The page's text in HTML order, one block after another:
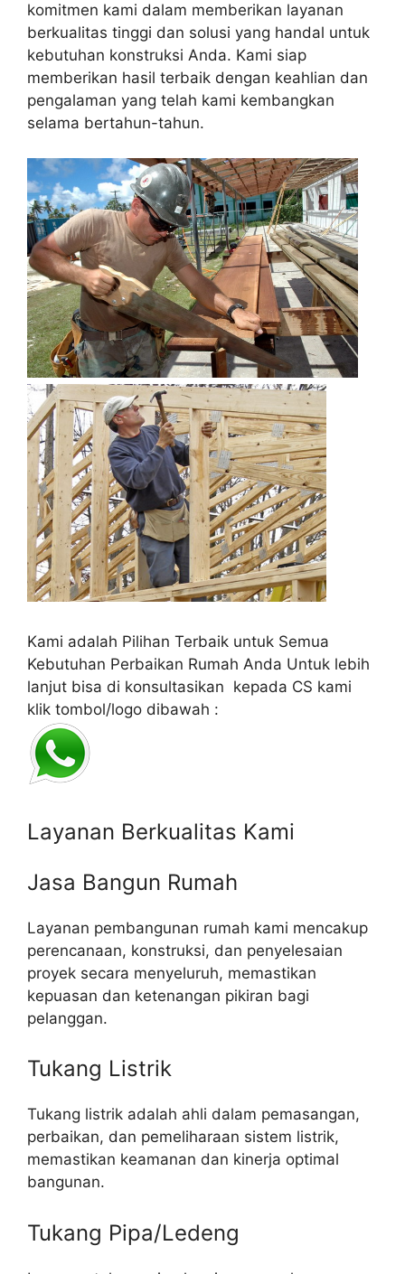
komitmen kami dalam memberikan layanan
berkualitas tinggi dan solusi yang handal untuk
kebutuhan konstruksi Anda. Kami siap
memberikan hasil terbaik dengan keahlian dan
pengalaman yang telah kami kembangkan
selama bertahun-tahun.
Kami adalah Pilihan Terbaik untuk Semua
Kebutuhan Perbaikan Rumah Anda Untuk lebih
lanjut bisa di konsultasikan kepada CS kami
klik tombol/logo dibawah :
Layanan Berkualitas Kami
Jasa Bangun Rumah
Layanan pembangunan rumah kami mencakup
perencanaan, konstruksi, dan penyelesaian
proyek secara menyeluruh, memastikan
kepuasan dan ketenangan pikiran bagi
pelanggan.
Tukang Listrik
Tukang listrik adalah ahli dalam pemasangan,
perbaikan, dan pemeliharaan sistem listrik,
memastikan keamanan dan kinerja optimal
bangunan.
Tukang Pipa/Ledeng